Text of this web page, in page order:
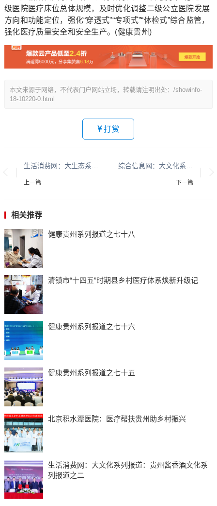
级医院医疗床位总体规模，及时优化调整二级公立医院发展
方向和功能定位，强化“穿透式”“专项式”“体检式”综合监管，
强化医疗质量安全和安全生产。(健康贵州)
本文来源于网络，不代表门户网站立场，转载请注明出处：/showinfo-
18-10220-0.html
打赏
上一篇 下一篇
相关推荐
健康贵州系列报道之七十八
清镇市“十四五”时期县乡村医疗体系焕新升级记
健康贵州系列报道之七十六
健康贵州系列报道之七十五
北京积水潭医院：医疗帮扶贵州助乡村振兴
生活消费网：大文化系列报道：贵州酱香酒文化系
列报道之二